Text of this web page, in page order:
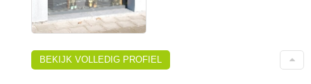
BEKIJK VOLLEDIG PROFIEL